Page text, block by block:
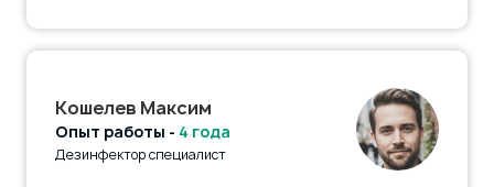
Кошелев Максим
Опыт работы - 4 года
Дезинфектор специалист